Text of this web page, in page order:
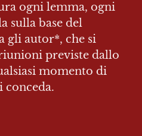
ogni lemma, ogni
sulla base del
gli autor*, che si
previste dallo
momento di
conceda.